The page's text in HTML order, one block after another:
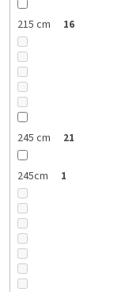
215 cm 16
245 cm 21
245cm 1